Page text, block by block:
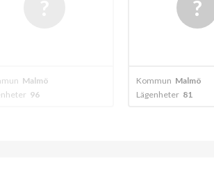
Malmö
Lägenheter 81